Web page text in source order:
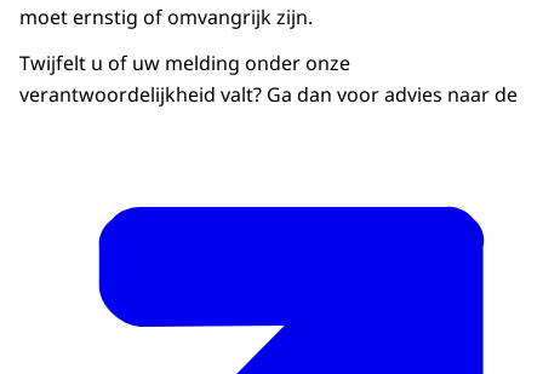
moet ernstig of omvangrijk zijn.
Twijfelt u of uw melding onder onze
verantwoordelijkheid valt? Ga dan voor advies naar de